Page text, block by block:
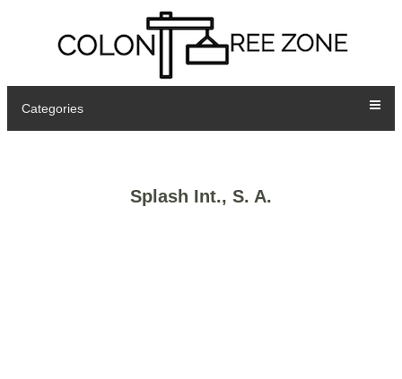
Categories
Splash Int., S. A.